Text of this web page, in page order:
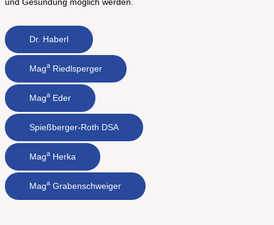
und Gesundung möglich werden.
Dr. Haberl
Maga Riedlsperger
Maga Eder
Spießberger-Roth DSA
Maga Herka
Maga Grabenschweiger